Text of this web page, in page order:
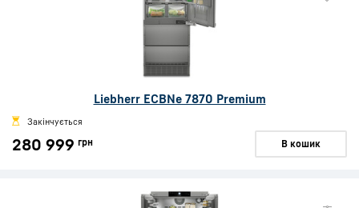
Liebherr ECBNe 7870 Premium
Закінчується
280 999 грн В кошик